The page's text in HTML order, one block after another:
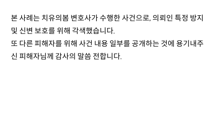
본 사례는 치유의봄 변호사가 수행한 사건으로, 의뢰인 특정 방지
및 신변 보호를 위해 각색했습니다.
또 다른 피해자를 위해 사건 내용 일부를 공개하는 것에 용기내주
신 피해자님께 감사의 말씀 전합니다.